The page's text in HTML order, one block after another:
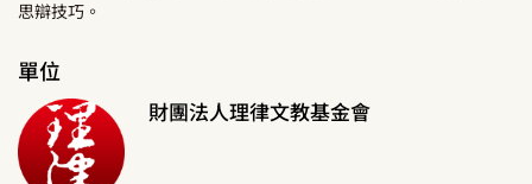
思辯技巧。
單位
財團法人理律文教基金會